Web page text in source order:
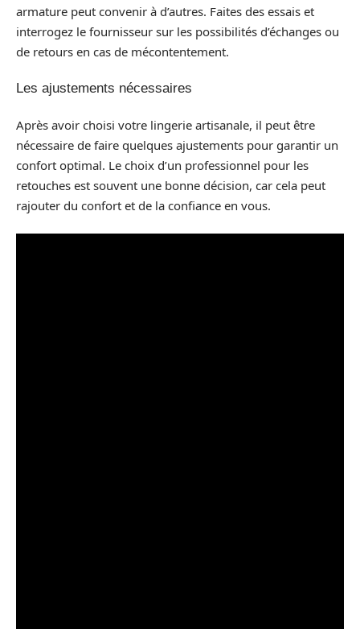
armature peut convenir à d’autres. Faites des essais et
interrogez le fournisseur sur les possibilités d’échanges ou
de retours en cas de mécontentement.
Les ajustements nécessaires
Après avoir choisi votre lingerie artisanale, il peut être
nécessaire de faire quelques ajustements pour garantir un
confort optimal. Le choix d’un professionnel pour les
retouches est souvent une bonne décision, car cela peut
rajouter du confort et de la confiance en vous.